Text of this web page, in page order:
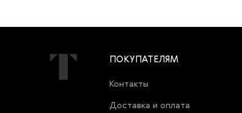
ПОКУПАТЕЛЯМ
Контакты
Доставка и оплата